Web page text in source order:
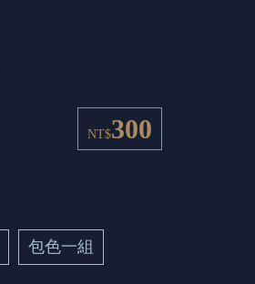
NT$300
包色一組